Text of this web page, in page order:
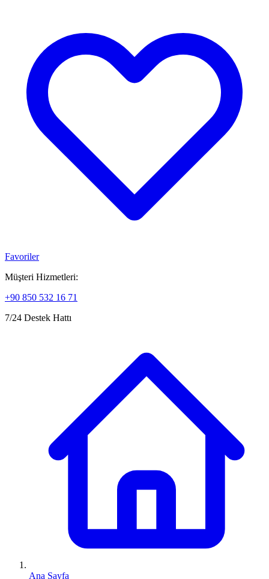
Favoriler
Müşteri Hizmetleri:
+90 850 532 16 71
7/24 Destek Hattı
Ana Sayfa